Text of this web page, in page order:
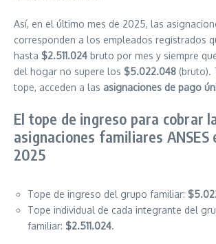
Así, en el último mes de 2025, las
corresponden a los empleados registrados
hasta $2.511.024 bruto por mes y siempre
del hogar no supere los $5.022.048 (bruto).
tope, acceden a las asignaciones de pago
El tope de ingreso para cobrar
asignaciones familiares ANSES
2025
Tope de ingreso del grupo familiar:
Tope individual de cada integrante del
familiar: $2.511.024.